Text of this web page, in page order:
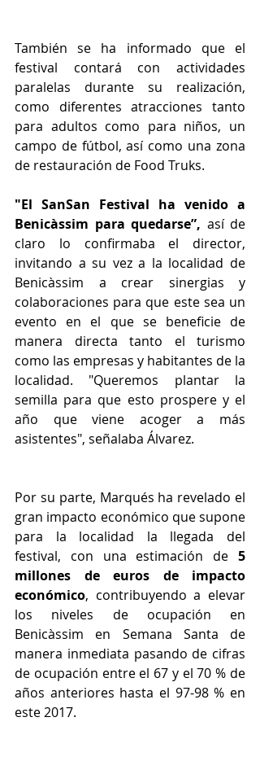
También se ha informado que el
festival contará con actividades
paralelas durante su realización,
como diferentes atracciones tanto
para adultos como para niños, un
campo de fútbol, así como una zona
de restauración de Food Truks.
"El SanSan Festival ha venido a
Benicàssim para quedarse”, así de
claro lo confirmaba el director,
invitando a su vez a la localidad de
Benicàssim a crear sinergias y
colaboraciones para que este sea un
evento en el que se beneficie de
manera directa tanto el turismo
como las empresas y habitantes de la
localidad. "Queremos plantar la
semilla para que esto prospere y el
año que viene acoger a más
asistentes", señalaba Álvarez.
Por su parte, Marqués ha revelado el
gran impacto económico que supone
para la localidad la llegada del
festival, con una estimación de 5
millones de euros de impacto
económico, contribuyendo a elevar
los niveles de ocupación en
Benicàssim en Semana Santa de
manera inmediata pasando de cifras
de ocupación entre el 67 y el 70 % de
años anteriores hasta el 97-98 % en
este 2017.